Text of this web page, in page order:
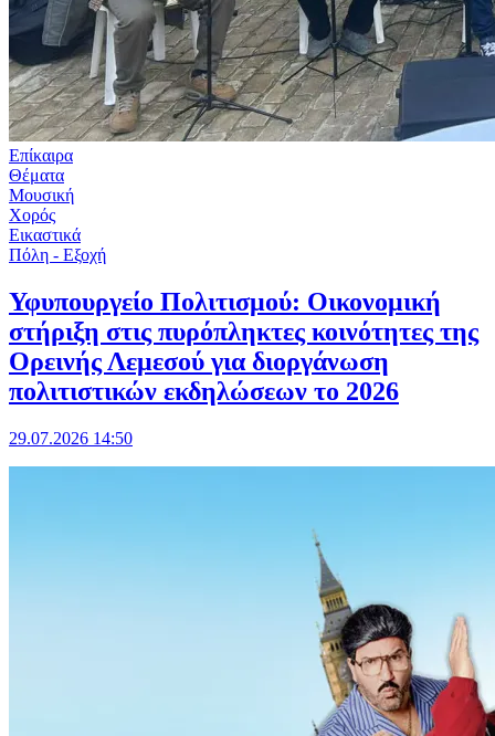
Επίκαιρα
Θέματα
Μουσική
Χορός
Εικαστικά
Πόλη - Εξοχή
Υφυπουργείο Πολιτισμού: Οικονομική
στήριξη στις πυρόπληκτες κοινότητες της
Ορεινής Λεμεσού για διοργάνωση
πολιτιστικών εκδηλώσεων το 2026
29.07.2026 14:50